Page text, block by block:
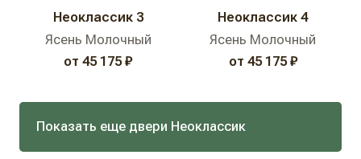
Неоклассик 3
Ясень Молочный
от 45 175 ₽
Неоклассик 4
Ясень Молочный
от 45 175 ₽
Показать еще двери Неоклассик